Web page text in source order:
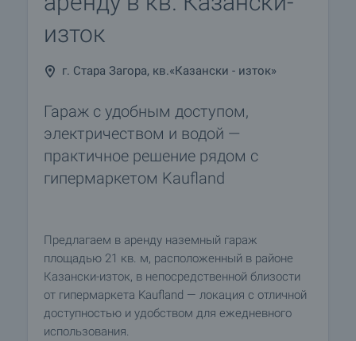
изток
г. Стара Загора, кв.«Казански - изток»
Гараж с удобным доступом,
электричеством и водой —
практичное решение рядом с
гипермаркетом Kaufland
Предлагаем в аренду наземный гараж
площадью 21 кв. м, расположенный в районе
Казански-изток, в непосредственной близости
от гипермаркета Kaufland — локация с отличной
доступностью и удобством для ежедневного
использования.